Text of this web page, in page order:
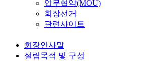
업무협약(MOU)
회장선거
관련사이트
회장인사말
설립목적 및 구성